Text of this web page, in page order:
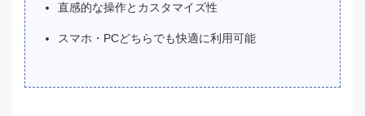
直感的な操作とカスタマイズ性
スマホ・PCどちらでも快適に利用可能